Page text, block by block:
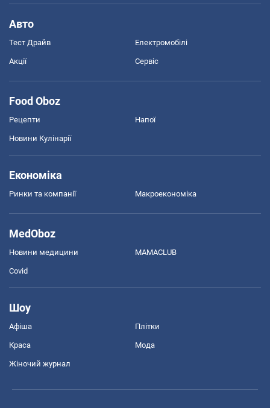
Авто
Тест Драйв Електромобілі
Акції Сервіс
Food Oboz
Рецепти Напої
Новини Кулінарії
Економіка
Ринки та компанії Макроекономіка
MedOboz
Новини медицини MAMACLUB
Covid
Шоу
Афіша Плітки
Краса Мода
Жіночий журнал